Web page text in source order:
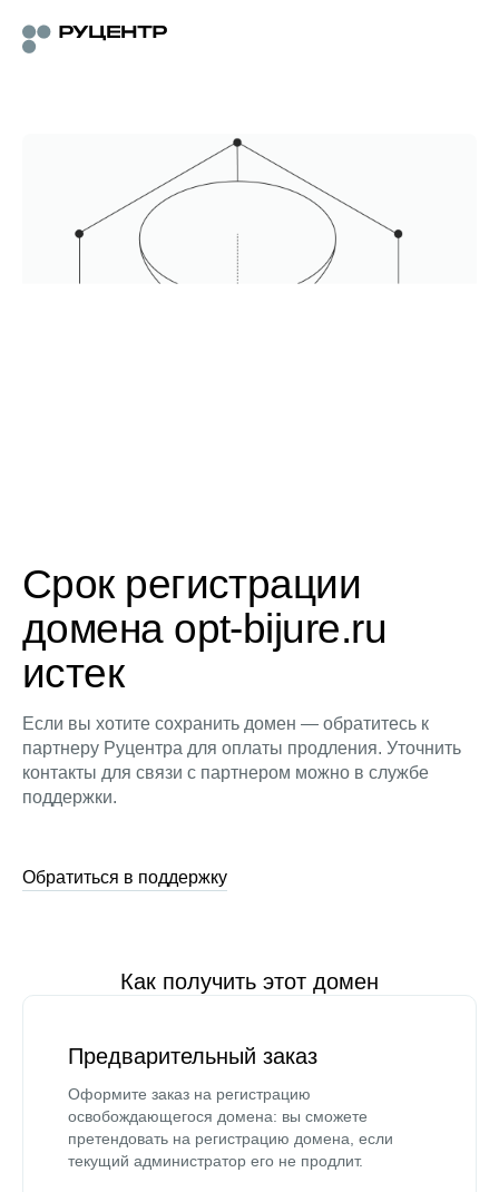
Срок регистрации
домена opt-bijure.ru
истек
Если вы хотите сохранить домен — обратитесь к
партнеру Руцентра для оплаты продления. Уточнить
контакты для связи с партнером можно в службе
поддержки.
Обратиться в поддержку
Как получить этот домен
Предварительный заказ
Оформите заказ на регистрацию
освобождающегося домена: вы сможете
претендовать на регистрацию домена, если
текущий администратор его не продлит.